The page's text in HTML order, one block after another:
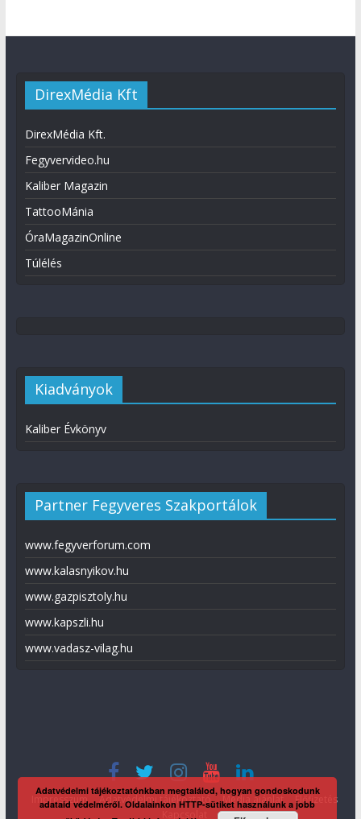
DirexMédia Kft
DirexMédia Kft.
Fegyvervideo.hu
Kaliber Magazin
TattooMánia
ÓraMagazinOnline
Túlélés
Kiadványok
Kaliber Évkönyv
Partner Fegyveres Szakportálok
www.fegyverforum.com
www.kalasnyikov.hu
www.gazpisztoly.hu
www.kapszli.hu
www.vadasz-vilag.hu
Impresszum Adatvédelmi tájékoztató Média ajánlat
Előfizetés
Adatvédelmi tájékoztatónkban megtalálod, hogyan gondoskodunk
adataid védelméről. Oldalainkon HTTP-sütiket használunk a jobb